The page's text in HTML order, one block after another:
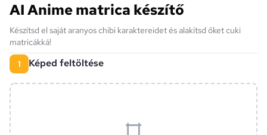
AI Anime matrica készítő
Készítsd el saját aranyos chibi karaktereidet és alakítsd őket cuki
matricákká!
1 Képed feltöltése